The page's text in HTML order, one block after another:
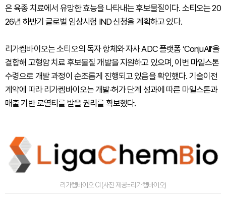
은 육종 치료에서 유망한 효능을 나타내는 후보물질이다. 소티오는 20
26년 하반기 글로벌 임상시험 IND 신청을 계획하고 있다.
리가켐바이오는 소티오의 독자 항체와 자사 ADC 플랫폼 ‘ConjuAll’을
결합해 고형암 치료 후보물질 개발을 지원하고 있으며, 이번 마일스톤
수령으로 개발 과정이 순조롭게 진행되고 있음을 확인했다. 기술이전
계약에 따라 리가켐바이오는 개발·허가 단계 성과에 따른 마일스톤과
매출 기반 로열티를 받을 권리를 확보했다.
리가켐바이오 CI (사진 제공=리가켐바이오)